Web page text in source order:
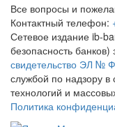
Все вопросы и
Контактный телефон:
Сетевое издание ib-
безопасность
свидетельство ЭЛ №
службой по надзору
технологий и
Политика